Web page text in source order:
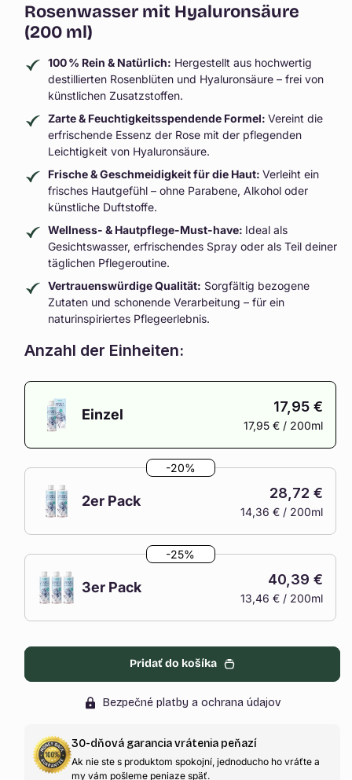
Rosenwasser mit Hyaluronsäure
(200 ml)
100 % Rein & Natürlich: Hergestellt aus hochwertig
destillierten Rosenblüten und Hyaluronsäure – frei von
künstlichen Zusatzstoffen.
Zarte & Feuchtigkeitsspendende Formel: Vereint die
erfrischende Essenz der Rose mit der pflegenden
Leichtigkeit von Hyaluronsäure.
Frische & Geschmeidigkeit für die Haut: Verleiht ein
frisches Hautgefühl – ohne Parabene, Alkohol oder
künstliche Duftstoffe.
Wellness- & Hautpflege-Must-have: Ideal als
Gesichtswasser, erfrischendes Spray oder als Teil deiner
täglichen Pflegeroutine.
Vertrauenswürdige Qualität: Sorgfältig bezogene
Zutaten und schonende Verarbeitung – für ein
naturinspiriertes Pflegeerlebnis.
Anzahl der Einheiten:
Einzel
vypredaný
alebo
17,95 €
17,95 € / 200ml
2er Pack
vypredaný
alebo
28,72 €
14,36 € / 200ml
-20%
3er Pack
vypredaný
40,39 €
13,46 € / 200ml
-25%
Pridať do košíka
Bezpečné platby a ochrana údajov
30-dňová garancia vrátenia peňazí
Ak nie ste s produktom spokojní, jednoducho ho vráťte a
my vám pošleme peniaze späť.